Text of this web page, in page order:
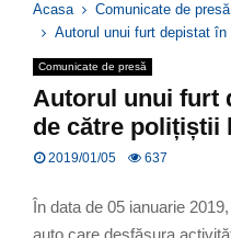
Acasa
Comunicate de presă
Autorul unui furt depistat
Comunicate de presă
Autorul unui furt
de către polițiștii
2019/01/05 637
În data de 05 ianuarie
auto care desfășura